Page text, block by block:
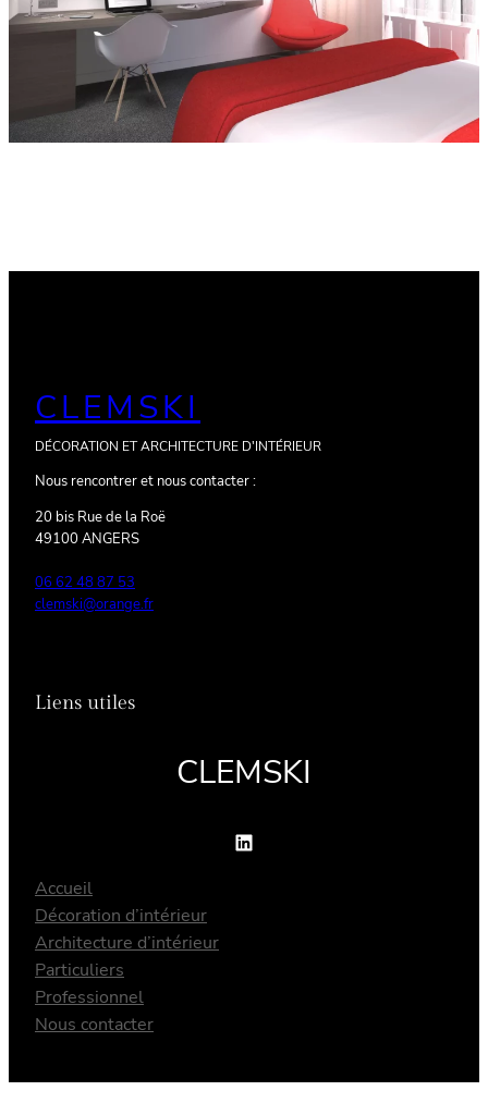
CLEMSKI
DÉCORATION ET ARCHITECTURE D'INTÉRIEUR
Nous rencontrer et nous contacter :
20 bis Rue de la Roë
49100 ANGERS
06 62 48 87 53
clemski@orange.fr
Liens utiles
CLEMSKI
LinkedIn
Accueil
Décoration d’intérieur
Architecture d’intérieur
Particuliers
Professionnel
Nous contacter